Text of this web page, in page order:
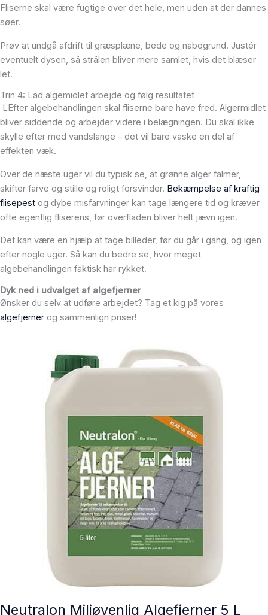
Fliserne skal være fugtige over det hele, men uden at der dannes
søer.
Prøv at undgå afdrift til græsplæne, bede og nabogrund. Justér
eventuelt dysen, så strålen bliver mere samlet, hvis det blæser
let.
Trin 4: Lad algemidlet arbejde og følg resultatet
LEfter algebehandlingen skal fliserne bare have fred. Algermidlet
bliver siddende og arbejder videre i belægningen. Du skal ikke
skylle efter med vandslange – det vil bare vaske en del af
effekten væk.
Over de næste uger vil du typisk se, at grønne alger falmer,
skifter farve og stille og roligt forsvinder. Bekæmpelse af kraftig
flisepest og dybe misfarvninger kan tage længere tid og kræver
ofte egentlig fliserens, før overfladen bliver helt jævn igen.
Det kan være en hjælp at tage billeder, før du går i gang, og igen
efter nogle uger. Så kan du bedre se, hvor meget
algebehandlingen faktisk har rykket.
Dyk ned i udvalget af algefjerner
Ønsker du selv at udføre arbejdet? Tag et kig på vores
algefjerner og sammenlign priser!
Neutralon Miljøvenlig Algefjerner 5 L